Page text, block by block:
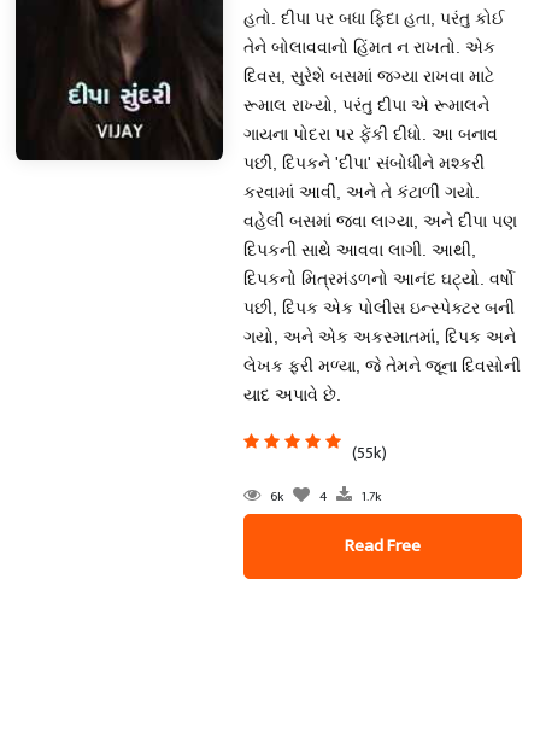
હતો. દીપા પર બધા ફિદા હતા, પરંતુ કોઈ
તેને બોલાવવાનો હિંમત ન રાખતો. એક
દિવસ, સુરેશે બસમાં જગ્યા રાખવા માટે
રૂમાલ રાખ્યો, પરંતુ દીપા એ રૂમાલને
ગાયના પોદરા પર ફેંકી દીધો. આ બનાવ
પછી, દિપકને 'દીપા' સંબોધીને મશ્કરી
કરવામાં આવી, અને તે કંટાળી ગયો.
વહેલી બસમાં જવા લાગ્યા, અને દીપા પણ
દિપકની સાથે આવવા લાગી. આથી,
દિપકનો મિત્રમંડળનો આનંદ ઘટ્યો. વર્ષો
પછી, દિપક એક પોલીસ ઇન્સ્પેક્ટર બની
ગયો, અને એક અકસ્માતમાં, દિપક અને
લેખક ફરી મળ્યા, જે તેમને જૂના દિવસોની
યાદ અપાવે છે.
(55k)
6k 4 1.7k
Read Free